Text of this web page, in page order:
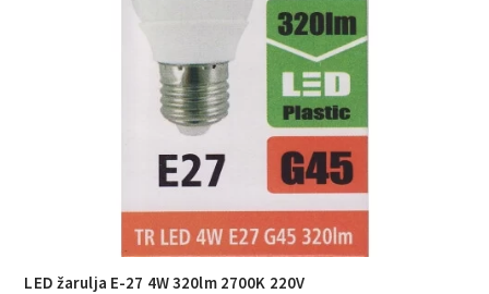
LED žarulja E-27 4W 320lm 2700K 220V